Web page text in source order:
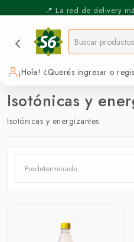
📍 La red de delivery
⚡️ Pickup Express
¡Hola! ¿Querés ingresar o
Isotónicas y
Isotónicas y energizantes